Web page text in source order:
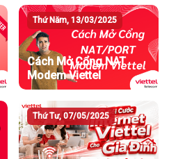
Thứ Năm, 13/03/2025
Cách Mở Cổng NAT
Modem Viettel
Thứ Tư, 07/05/2025